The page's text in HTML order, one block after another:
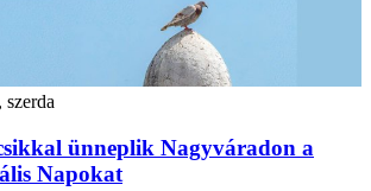
szerda
ünneplik Nagyváradon a
Napokat